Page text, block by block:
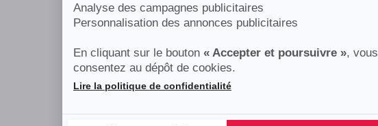
Analyse des campagnes publicitaires
Personnalisation des annonces publicitaires
En cliquant sur le bouton « Accepter et poursuivre », vous
consentez au dépôt de cookies.
Plateforme de Gestion du Consentement : Personnalisez vos Options
Lire la politique de confidentialité